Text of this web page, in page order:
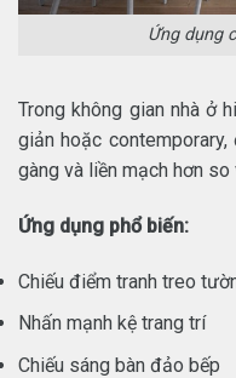
Ứng dụng
Trong không gian nhà ở
giản hoặc
gàng và liền mạch hơn
Ứng dụng phổ biến:
Chiếu điểm tranh treo
Nhấn mạnh kệ trang trí
Chiếu sáng bàn đảo bếp